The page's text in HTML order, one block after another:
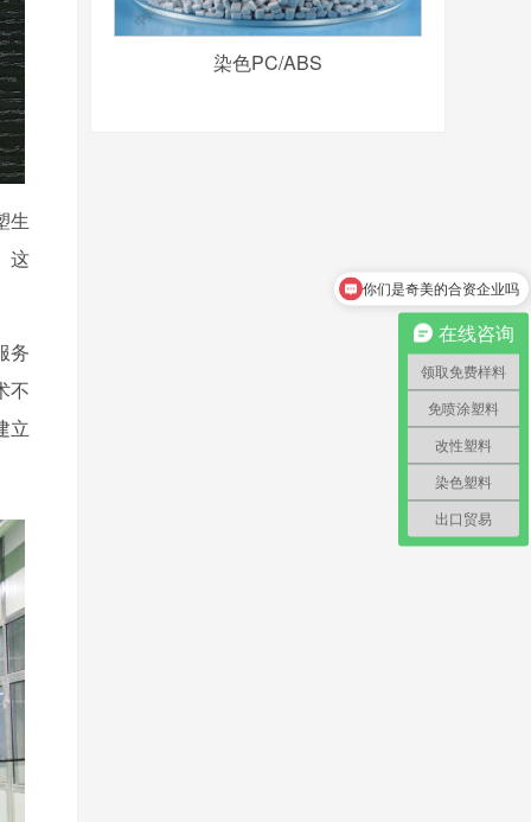
生
这
务
不
立
染色PC/ABS
在线咨询
领取免费样料
免喷涂塑料
改性塑料
染色塑料
出口贸易
怎么领取免费样料？
你们是奇美的合资企业吗